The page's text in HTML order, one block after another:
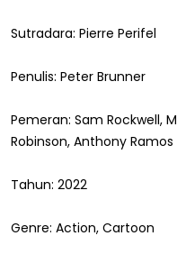
Sutradara: Pierre Perifel
Penulis: Peter Brunner
Pemeran: Sam Rockwell,
Robinson, Anthony Ramos
Tahun: 2022
Genre: Action, Cartoon